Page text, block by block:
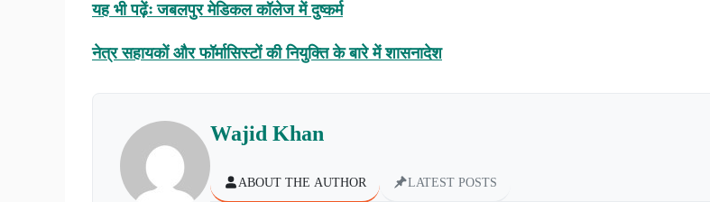
यह भी पढ़ेंः जबलपुर मेडिकल कॉलेज में दुष्कर्म
नेत्र सहायकों और फॉर्मासिस्टों की नियुक्ति के बारे में शासनादेश
Wajid Khan
ABOUT THE AUTHOR LATEST POSTS